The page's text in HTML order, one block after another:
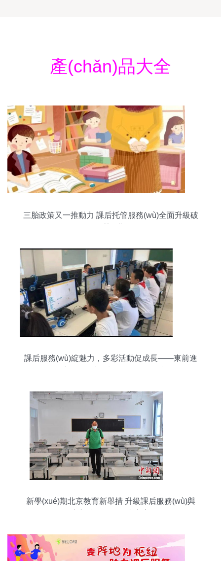
產(chǎn)品大全
三胎政策又一推動力 課后托管服務(wù)全面升級破
課后服務(wù)綻魅力，多彩活動促成長——東前進
新學(xué)期北京教育新舉措 升級課后服務(wù)與